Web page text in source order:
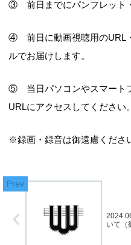
③ 前日までにパンフレット
④ 前日に動画視聴用のURL
ルでお届けします。
⑤ 当日パソコンやスマート
URLにアクセスしてください。
※録画・録音は御遠慮くださ
いて（